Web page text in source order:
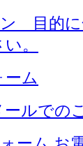
ーム
ールでの